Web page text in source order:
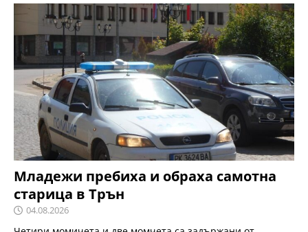
gr
a
m
s
A
p
p
e
b
o
o
k
Младежи пребиха и обраха самотна
старица в Трън
04.08.2026